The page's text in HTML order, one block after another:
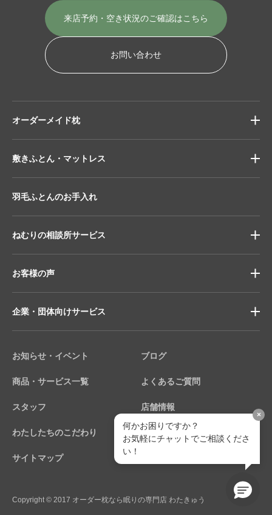
来店予約・空き状況のご確認はこちら
お問い合わせ
オーダーメイド枕
敷きふとん・マットレス
羽毛ふとんのお手入れ
ねむりの相談所サービス
お客様の声
企業・団体向けサービス
お知らせ・イベント ブログ
商品・サービス一覧 よくあるご質問
スタッフ 店舗情報
わたしたちのこだわり 個人情報保護方針
サイトマップ
Copyright © 2017 オーダー枕なら眠りの専門店 わたきゅう
×
何かお困りですか？
お気軽にチャットでご相談くださ
い！